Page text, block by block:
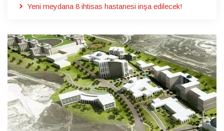
Yeni meydana 8 ihtisas hastanesi inşa edilecek!